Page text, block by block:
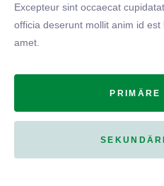
Excepteur sint occaecat
officia deserunt mollit anim id
amet.
PRIMÄRE